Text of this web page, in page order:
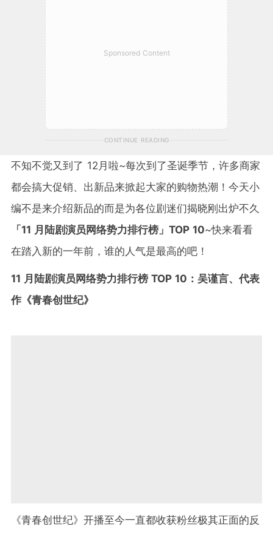
Sponsored Content
CONTINUE READING
不知不觉又到了 12月啦~每次到了圣诞季节，许多商家
都会搞大促销、出新品来掀起大家的购物热潮！今天小
编不是来介绍新品的而是为各位剧迷们揭晓刚出炉不久
「11 月陆剧演员网络势力排行榜」TOP 10~快来看看
在踏入新的一年前，谁的人气是最高的吧！
11 月陆剧演员网络势力排行榜 TOP 10：吴谨言、代表
作《青春创世纪》
《青春创世纪》开播至今一直都收获粉丝极其正面的反